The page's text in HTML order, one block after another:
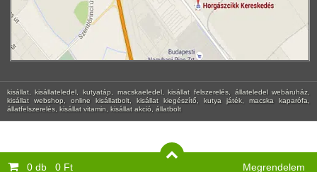
kisállat, kisállateledel, kutyatáp, macskaeledel, kisállat felszerelés, állateledel webáruház,
kisállat webshop, online kisállatbolt, kisállat kiegészítő, kutya játék, macska kaparófa,
állatfelszerelés, kisállat vitamin, kisállat akció, állatbolt
0 db 0 Ft Megrendelem